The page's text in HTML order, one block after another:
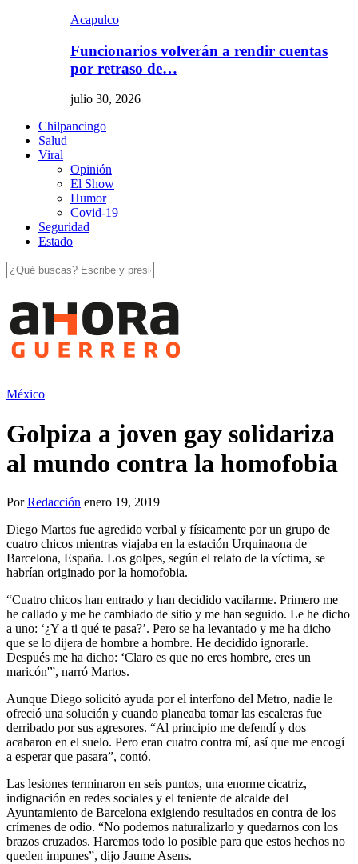
Acapulco
Funcionarios volverán a rendir cuentas
por retraso de…
julio 30, 2026
Chilpancingo
Salud
Viral
Opinión
El Show
Humor
Covid-19
Seguridad
Estado
México
Golpiza a joven gay solidariza
al mundo contra la homofobia
PorRedacción enero 19, 2019
Diego Martos fue agredido verbal y físicamente por un grupo de
cuatro chicos mientras viajaba en la estación Urquinaona de
Barcelona, España. Los golpes, según el relato de la víctima, se
habrían originado por la homofobia.
“Cuatro chicos han entrado y han decidido vacilarme. Primero me
he callado y me he cambiado de sitio y me han seguido. Le he dicho
a uno: ‘¿Y a ti qué te pasa?’. Pero se ha levantado y me ha dicho
que se lo dijera de hombre a hombre. He decidido ignorarle.
Después me ha dicho: ‘Claro es que no eres hombre, eres un
maricón'”, narró Martos.
Aunque Diego solicitó ayuda por el interfono del Metro, nadie le
ofreció una solución y cuando planeaba tomar las escaleras fue
derribado por sus agresores. “Al principio me defendí y dos
acabaron en el suelo. Pero eran cuatro contra mí, así que me encogí
a esperar que pasara”, contó.
Las lesiones terminaron en seis puntos, una enorme cicatriz,
indignación en redes sociales y el teniente de alcalde del
Ayuntamiento de Barcelona exigiendo resultados en contra de los
crímenes de odio. “No podemos naturalizarlo y quedarnos con los
brazos cruzados. Haremos todo lo posible para que estos hechos no
queden impunes”, dijo Jaume Asens.